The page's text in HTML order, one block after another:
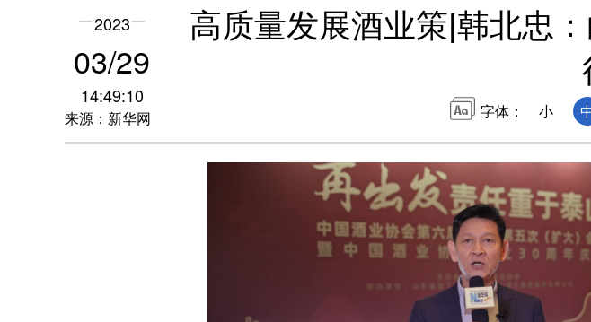
2023
03/29
14:49:10
来源：新华网
高质量发展酒业策|韩北忠
字体： 小